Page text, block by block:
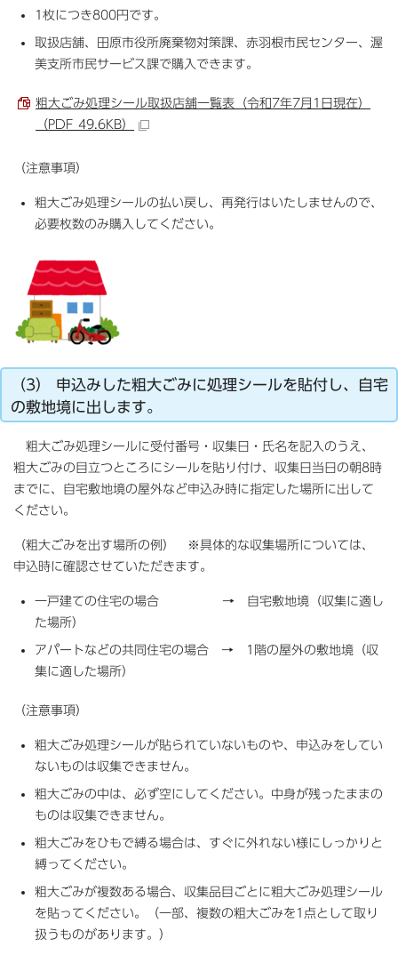
1枚につき800円です。
取扱店舗、田原市役所廃棄物対策課、赤羽根市民センター、渥
美支所市民サービス課で購入できます。
粗大ごみ処理シール取扱店舗一覧表（令和7年7月1日現在）
（PDF 49.6KB）
（注意事項）
粗大ごみ処理シールの払い戻し、再発行はいたしませんので、
必要枚数のみ購入してください。
（3） 申込みした粗大ごみに処理シールを貼付し、自宅
の敷地境に出します。
粗大ごみ処理シールに受付番号・収集日・氏名を記入のうえ、
粗大ごみの目立つところにシールを貼り付け、収集日当日の朝8時
までに、自宅敷地境の屋外など申込み時に指定した場所に出して
ください。
（粗大ごみを出す場所の例） ※具体的な収集場所については、
申込時に確認させていただきます。
一戸建ての住宅の場合 → 自宅敷地境（収集に適し
た場所）
アパートなどの共同住宅の場合 → 1階の屋外の敷地境（収
集に適した場所）
（注意事項）
粗大ごみ処理シールが貼られていないものや、申込みをしてい
ないものは収集できません。
粗大ごみの中は、必ず空にしてください。中身が残ったままの
ものは収集できません。
粗大ごみをひもで縛る場合は、すぐに外れない様にしっかりと
縛ってください。
粗大ごみが複数ある場合、収集品目ごとに粗大ごみ処理シール
を貼ってください。（一部、複数の粗大ごみを1点として取り
扱うものがあります。）